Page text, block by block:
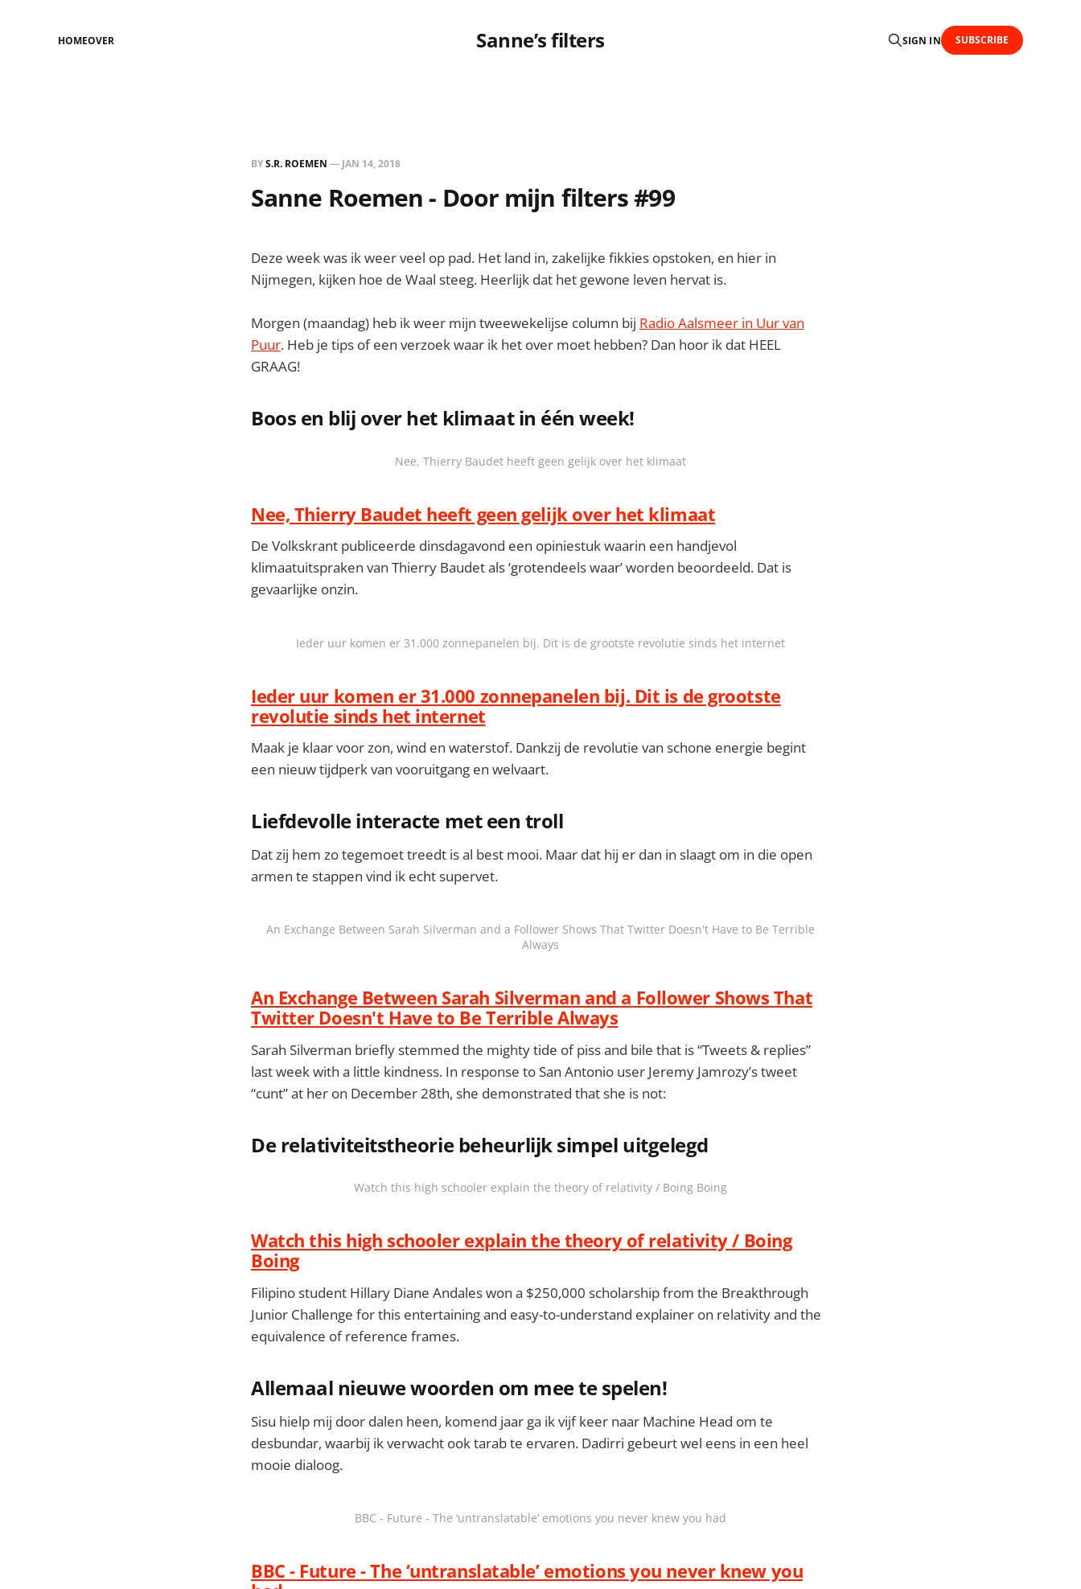
Sanne’s filters
HOMEOVER SIGN IN SUBSCRIBE
BYS.R. ROEMEN — JAN 14, 2018
Sanne Roemen - Door mijn filters #99
Deze week was ik weer veel op pad. Het land in, zakelijke fikkies opstoken, en hier in
Nijmegen, kijken hoe de Waal steeg. Heerlijk dat het gewone leven hervat is.
Morgen (maandag) heb ik weer mijn tweewekelijse column bij Radio Aalsmeer in Uur van
Puur. Heb je tips of een verzoek waar ik het over moet hebben? Dan hoor ik dat HEEL
GRAAG!
Boos en blij over het klimaat in één week!
Nee, Thierry Baudet heeft geen gelijk over het klimaat
Nee, Thierry Baudet heeft geen gelijk over het klimaat
De Volkskrant publiceerde dinsdagavond een opiniestuk waarin een handjevol
klimaatuitspraken van Thierry Baudet als ‘grotendeels waar’ worden beoordeeld. Dat is
gevaarlijke onzin.
Ieder uur komen er 31.000 zonnepanelen bij. Dit is de grootste revolutie sinds het internet
Ieder uur komen er 31.000 zonnepanelen bij. Dit is de grootste
revolutie sinds het internet
Maak je klaar voor zon, wind en waterstof. Dankzij de revolutie van schone energie begint
een nieuw tijdperk van vooruitgang en welvaart.
Liefdevolle interacte met een troll
Dat zij hem zo tegemoet treedt is al best mooi. Maar dat hij er dan in slaagt om in die open
armen te stappen vind ik echt supervet.
An Exchange Between Sarah Silverman and a Follower Shows That Twitter Doesn't Have to Be Terrible
Always
An Exchange Between Sarah Silverman and a Follower Shows That
Twitter Doesn't Have to Be Terrible Always
Sarah Silverman briefly stemmed the mighty tide of piss and bile that is “Tweets & replies”
last week with a little kindness. In response to San Antonio user Jeremy Jamrozy’s tweet
“cunt” at her on December 28th, she demonstrated that she is not:
De relativiteitstheorie beheurlijk simpel uitgelegd
Watch this high schooler explain the theory of relativity / Boing Boing
Watch this high schooler explain the theory of relativity / Boing
Boing
Filipino student Hillary Diane Andales won a $250,000 scholarship from the Breakthrough
Junior Challenge for this entertaining and easy-to-understand explainer on relativity and the
equivalence of reference frames.
Allemaal nieuwe woorden om mee te spelen!
Sisu hielp mij door dalen heen, komend jaar ga ik vijf keer naar Machine Head om te
desbundar, waarbij ik verwacht ook tarab te ervaren. Dadirri gebeurt wel eens in een heel
mooie dialoog.
BBC - Future - The ‘untranslatable’ emotions you never knew you had
BBC - Future - The ‘untranslatable’ emotions you never knew you